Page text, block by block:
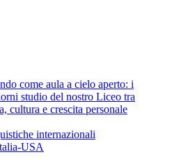
come aula a cielo aperto: i
studio del nostro Liceo tra
cultura e crescita personale
internazionali
USA